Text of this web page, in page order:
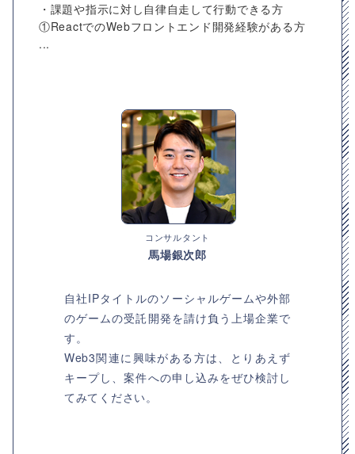
・課題や指示に対し自律自走して行動できる方
①ReactでのWebフロントエンド開発経験がある方
...
コンサルタント
馬場銀次郎
自社IPタイトルのソーシャルゲームや外部
のゲームの受託開発を請け負う上場企業で
す。
Web3関連に興味がある方は、とりあえず
キープし、案件への申し込みをぜひ検討し
てみてください。